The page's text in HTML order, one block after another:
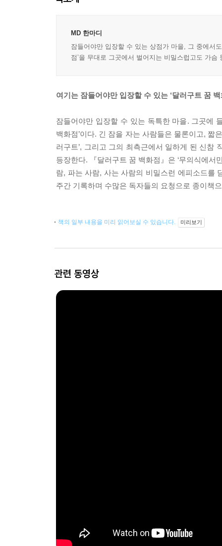
MD 한마디
잠들어야만 입장할 수 있는 상점가 마을, 그 중에서
점’을 무대로 그곳에서 벌어지는 비밀스럽고도 가
여기는 잠들어야만 입장할 수 있는 ‘달러구트 꿈 백
잠들어야만 입장할 수 있는 독특한 마을. 그곳에
백화점’이다. 긴 잠을 자는 사람들은 물론이고, 짧
러구트’, 그리고 그의 최측근에서 일하게 된 신참
등장한다. 『달러구트 꿈 백화점』은 ‘무의식에
람, 파는 사람, 사는 사람의 비밀스런 에피소드를
주간 기록하며 수많은 독자들의 요청으로 종이책
책의 일부 내용을 미리 읽어보실 수 있습니다. 미리보기
관련 동영상